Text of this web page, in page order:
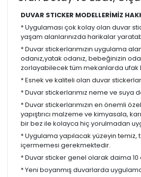
DUVAR STICKER MODELLERİMİZ
* Uygulaması çok kolay olan duvar
yaşam alanlarınızda harikalar
* Duvar stickerlarımızın uygulama
odanız,yatak odanız, bebeğinizin
zorlayabilecek tüm mekanlarda ufak
* Esnek ve kaliteli olan duvar
* Duvar stickerlarımız neme ve suya
* Duvar stickerlarımızın en önemli
yapıştırıcı malzeme ve kimyasala,
bir bez ile kolayca hiç yorulmadan
* Uygulama yapılacak yüzeyin temiz,
içermemesi gerekmektedir.
* Duvar sticker genel olarak daima
* Yeni boyanmış duvarlarda